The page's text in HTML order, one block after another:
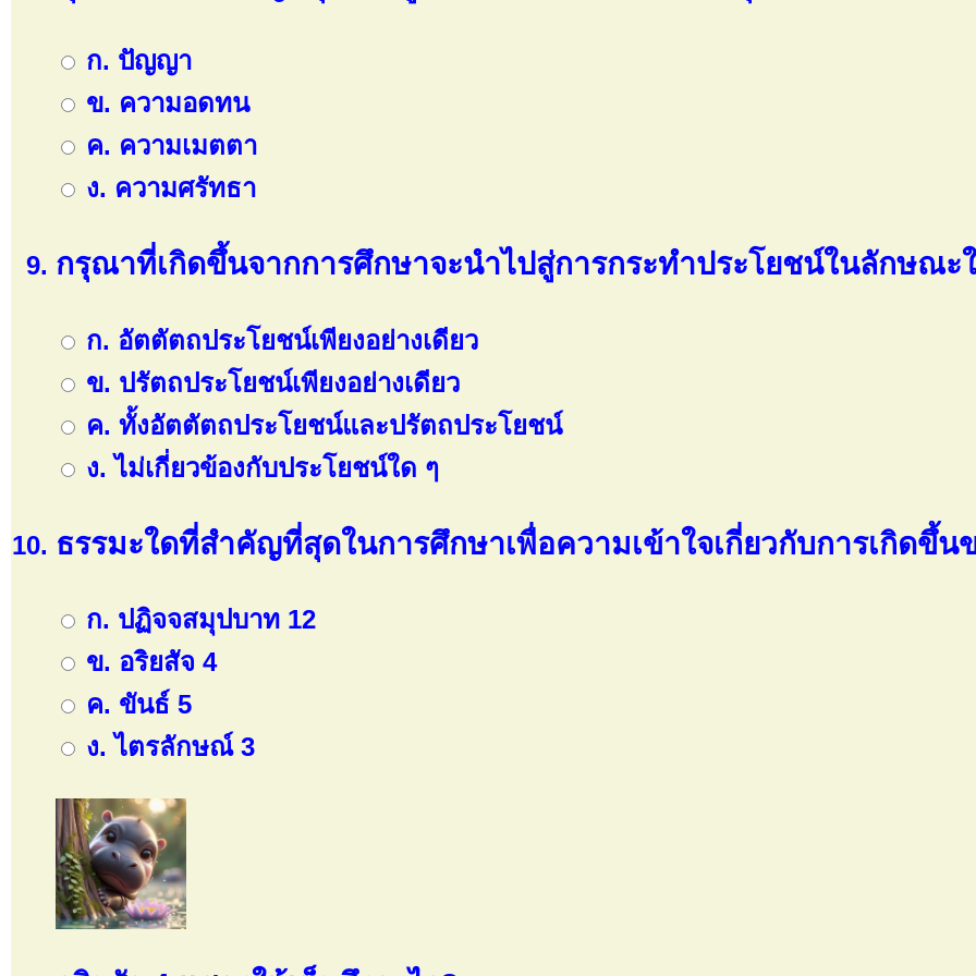
ก. ปัญญา
ข. ความอดทน
ค. ความเมตตา
ง. ความศรัทธา
กรุณาที่เกิดขึ้นจากการศึกษาจะนำไปสู่การกระทำประโยชน์ในลักษณะ
ก. อัตตัตถประโยชน์เพียงอย่างเดียว
ข. ปรัตถประโยชน์เพียงอย่างเดียว
ค. ทั้งอัตตัตถประโยชน์และปรัตถประโยชน์
ง. ไม่เกี่ยวข้องกับประโยชน์ใด ๆ
ธรรมะใดที่สำคัญที่สุดในการศึกษาเพื่อความเข้าใจเกี่ยวกับการเกิดขึ้น
ก. ปฏิจจสมุปบาท 12
ข. อริยสัจ 4
ค. ขันธ์ 5
ง. ไตรลักษณ์ 3